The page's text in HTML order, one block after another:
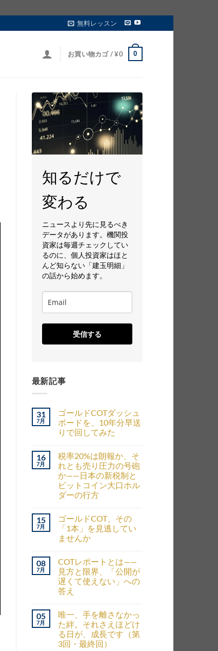
無料レッスン
お買い物カゴ /¥0 0
知るだけで
変わる
ニュースより先に見るべき
データがあります。機関投
資家は毎週チェックしてい
るのに、個人投資家はほと
んど知らない「建玉明細」
の話から始めます。
受信する
最新記事
31
7月
ゴールドCOTダッシュ
ボードを、10年分早送
りで回してみた
16
7月
税率20%は朗報か、そ
れとも売り圧力の号砲
か——日本の新税制と
ビットコイン大口ホル
ダーの行方
15
7月
ゴールドCOT、その
「1本」を見逃してい
ませんか
08
7月
COTレポートとは——
見方と限界、「公開が
遅くて使えない」への
答え
05
7月
唯一、手を離さなかっ
た絆。それさえほどけ
る日が、成長です（第
3回・最終回）